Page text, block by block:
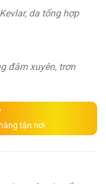
da tổng hợp
đâm xuyên, trơn
tận nơi